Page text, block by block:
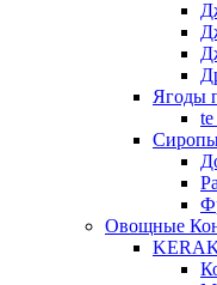
Ягоды
Овощные